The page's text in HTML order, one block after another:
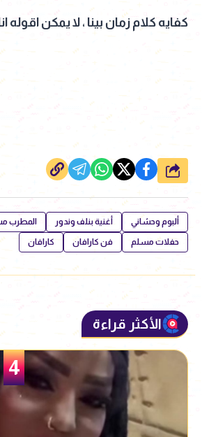
كفايه كلام زمان بينا ، لا يمكن اقوله
شارك
ألبوم وحشاني أغنية بنلف وندور المطرب
حفلات مسلم فن كارافان كارافان
الأكثر قراءة
5